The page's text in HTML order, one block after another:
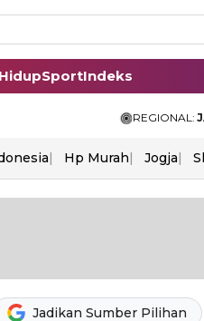
SportIndeks
REGIONAL:
Hp Murah Jogja
Jadikan Sumber Pilihan